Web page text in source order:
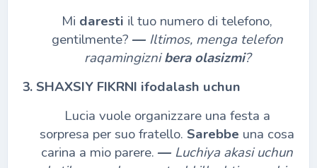
Mi daresti il tuo numero di telefono,
gentilmente? ― Iltimos, menga telefon
raqamingiznibera olasizmi?
3. SHAXSIY FIKRNI ifodalash uchun
Lucia vuole organizzare una festa a
sorpresa per suo fratello. Sarebbe una cosa
carina a mio parere. ― Luchiya akasi uchun